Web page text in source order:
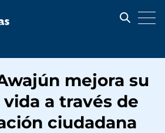
mejora su
a través de
ciudadana